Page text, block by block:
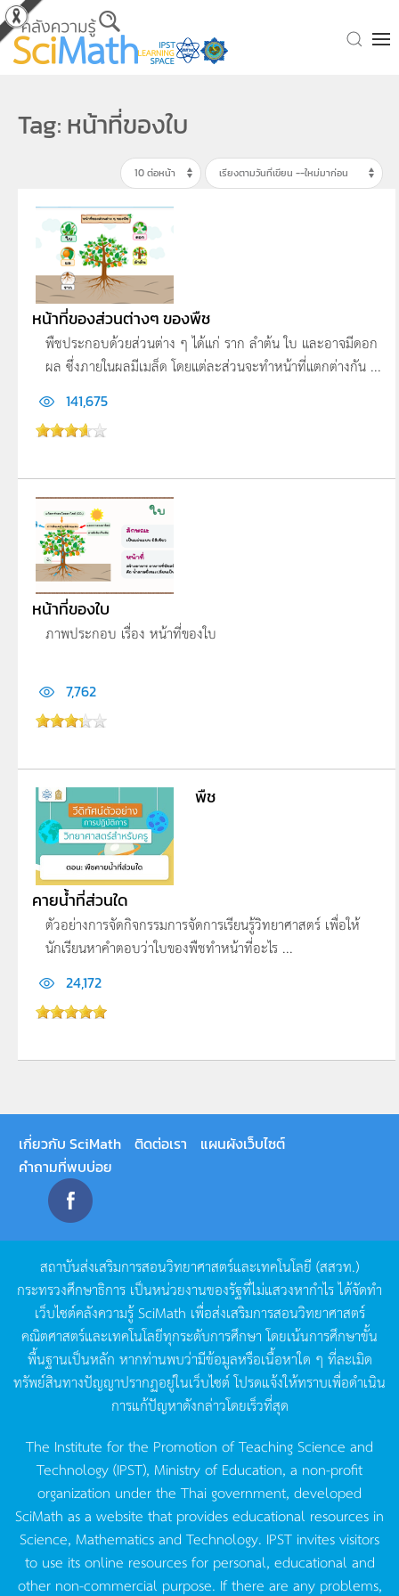
Skip to main content
Tag: หน้าที่ของใบ
หน้าที่ของส่วนต่างๆ ของพืช
พืชประกอบด้วยส่วนต่าง ๆ ได้แก่ ราก ลำต้น ใบ และอาจมีดอก
ผล ซึ่งภายในผลมีเมล็ด โดยแต่ละส่วนจะทำหน้าที่แตกต่างกัน ...
141,675
หน้าที่ของใบ
ภาพประกอบ เรื่อง หน้าที่ของใบ
7,762
พืช
คายน้ำที่ส่วนใด
ตัวอย่างการจัดกิจกรรมการจัดการเรียนรู้วิทยาศาสตร์ เพื่อให้
นักเรียนหาคำตอบว่าใบของพืชทำหน้าที่อะไร ...
24,172
เกี่ยวกับ SciMath ติดต่อเรา
แผนผังเว็บไซต์
คำถามที่พบบ่อย
สถาบันส่งเสริมการสอนวิทยาศาสตร์และเทคโนโลยี (สสวท.)
กระทรวงศึกษาธิการ เป็นหน่วยงานของรัฐที่ไม่แสวงหากำไรได้จัดทำ
เว็บไซต์คลังความรู้SciMath เพื่อส่งเสริมการสอนวิทยาศาสตร์
คณิตศาสตร์และเทคโนโลยีทุกระดับการศึกษา โดยเน้นการศึกษาขั้น
พื้นฐานเป็นหลัก หากท่านพบว่ามีข้อมูลหรือเนื้อหาใด ๆ ที่ละเมิด
ทรัพย์สินทางปัญญาปรากฏอยู่ในเว็บไซต์โปรดแจ้งให้ทราบเพื่อดำเนิน
การแก้ปัญหาดังกล่าวโดยเร็วที่สุด
The Institute for the Promotion of Teaching Science and
Technology (IPST), Ministry of Education, a non-profit
organization under the Thai government, developed
SciMath as a website that provides educational resources in
Science, Mathematics and Technology. IPST invites visitors
to use its online resources for personal, educational and
other non-commercial purpose. If there are any problems,